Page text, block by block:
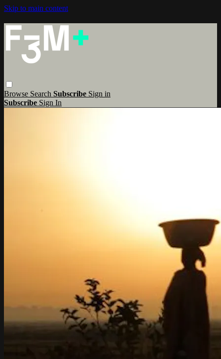
Skip to main content
Browse Search Subscribe Sign in
Subscribe Sign In